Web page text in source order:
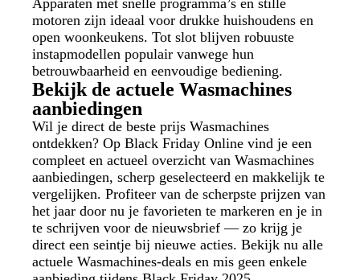
Apparaten met snelle programma’s en stille
motoren zijn ideaal voor drukke huishoudens en
open woonkeukens. Tot slot blijven robuuste
instapmodellen populair vanwege hun
betrouwbaarheid en eenvoudige bediening.
Bekijk de actuele Wasmachines
aanbiedingen
Wil je direct de beste prijs Wasmachines
ontdekken? Op Black Friday Online vind je een
compleet en actueel overzicht van Wasmachines
aanbiedingen, scherp geselecteerd en makkelijk te
vergelijken. Profiteer van de scherpste prijzen van
het jaar door nu je favorieten te markeren en je in
te schrijven voor de nieuwsbrief — zo krijg je
direct een seintje bij nieuwe acties. Bekijk nu alle
actuele Wasmachines-deals en mis geen enkele